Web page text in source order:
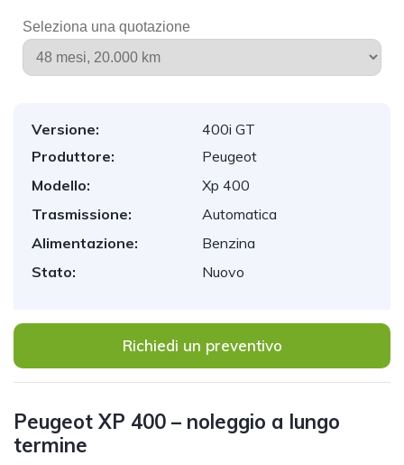
Seleziona una quotazione
Versione:
400i GT
Produttore:
Peugeot
Modello:
Xp 400
Trasmissione:
Automatica
Alimentazione:
Benzina
Stato:
Nuovo
Richiedi un preventivo
Peugeot XP 400 – noleggio a lungo
termine